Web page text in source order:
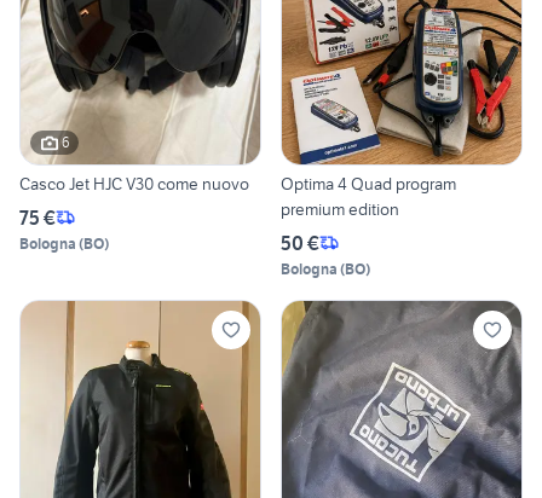
6
Casco Jet HJC V30 come nuovo
75 €
Bologna (BO)
Optima 4 Quad program
premium edition
50 €
Bologna (BO)